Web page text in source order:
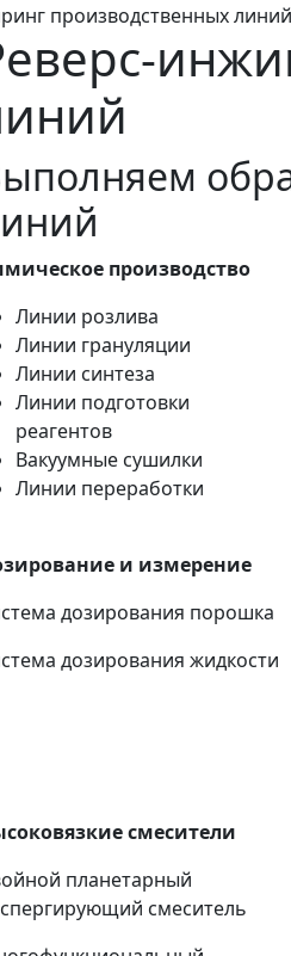
производственных линий
производство
Линии розлива
Линии грануляции
Линии синтеза
Линии подготовки
реагентов
Вакуумные сушилки
Линии переработки
и измерение
дозирования порошка
дозирования жидкости
смесители
планетарный
смеситель